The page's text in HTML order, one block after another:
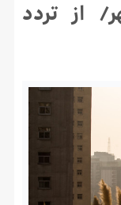
۶ کلانشهر/ از تردد